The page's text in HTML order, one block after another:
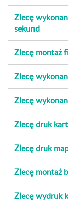
Zlecę
sekund
Zlecę montaż
Zlecę
Zlecę
Zlecę druk
Zlecę druk
Zlecę montaż
Zlecę wydruk